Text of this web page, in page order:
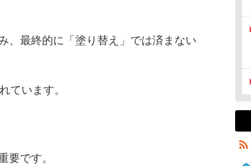
、最終的に「塗り替え」では済まない
ています。
要です。